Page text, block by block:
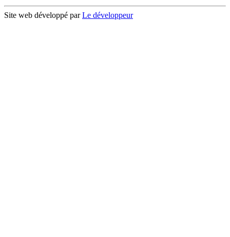
Site web développé parLe développeur